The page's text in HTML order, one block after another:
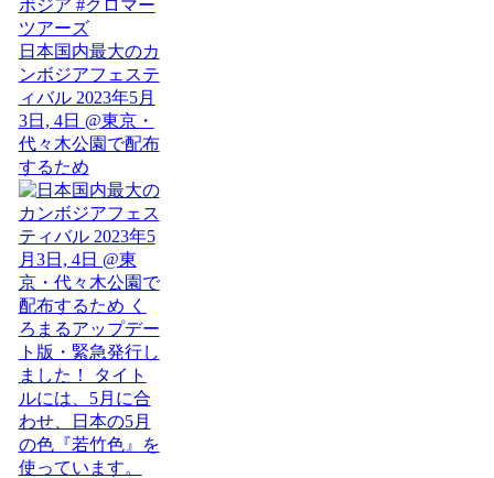
日本国内最大のカ
ンボジアフェステ
ィバル 2023年5月
3日, 4日 @東京・
代々木公園で配布
するため